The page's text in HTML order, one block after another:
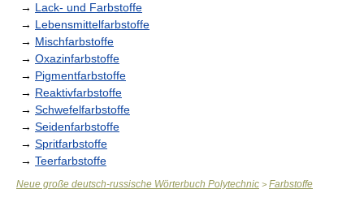
→ Lack- und Farbstoffe
→ Lebensmittelfarbstoffe
→ Mischfarbstoffe
→ Oxazinfarbstoffe
→ Pigmentfarbstoffe
→ Reaktivfarbstoffe
→ Schwefelfarbstoffe
→ Seidenfarbstoffe
→ Spritfarbstoffe
→ Teerfarbstoffe
Neue große deutsch-russische Wörterbuch Polytechnic > Farbstoffe